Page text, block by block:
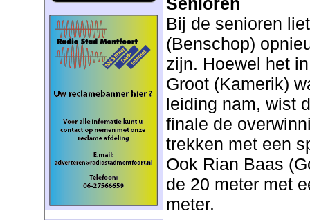
Bij de senioren
(Benschop)
zijn. Hoewel het
Groot (Kamerik)
leiding nam, wist
finale de
trekken met een
Ook Rian Baas
de 20 meter met
meter.